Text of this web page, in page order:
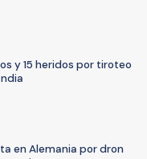
y 15 heridos por tiroteo
en Alemania por dron